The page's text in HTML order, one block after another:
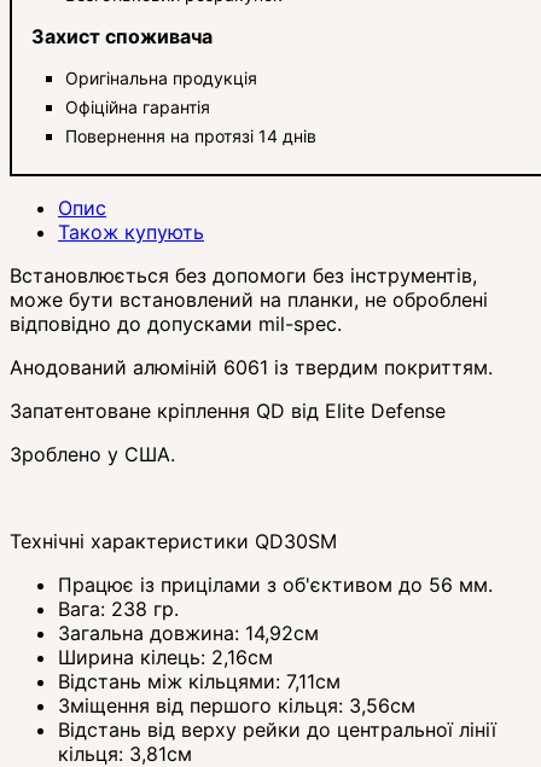
Захист споживача
Оригінальна продукція
Офіційна гарантія
Повернення на протязі 14 днів
Опис
Також купують
Встановлюється без допомоги без інструментів,
може бути встановлений на планки, не оброблені
відповідно до допусками mil-spec.
Анодований алюміній 6061 із твердим покриттям.
Запатентоване кріплення QD від Elite Defense
Зроблено у США.
Технічні характеристики QD30SM
Працює із прицілами з об'єктивом до 56 мм.
Вага: 238 гр.
Загальна довжина: 14,92см
Ширина кілець: 2,16см
Відстань між кільцями: 7,11см
Зміщення від першого кільця: 3,56см
Відстань від верху рейки до центральної лінії
кільця: 3,81см